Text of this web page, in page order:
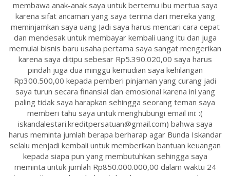
membawa anak-anak saya untuk bertemu ibu mertua saya
karena sifat ancaman yang saya terima dari mereka yang
meminjamkan saya uang Jadi saya harus mencari cara cepat
dan mendesak untuk membayar kembali uang itu dan juga
memulai bisnis baru usaha pertama saya sangat mengerikan
karena saya ditipu sebesar Rp5.390.020,00 saya harus
pindah juga dua minggu kemudian saya kehilangan
Rp300.500,00 kepada pemberi pinjaman yang curang jadi
saya turun secara finansial dan emosional karena ini yang
paling tidak saya harapkan sehingga seorang teman saya
memberi tahu saya untuk menghubungi email ini: :(
iskandalestari.kreditpersatuan@gmail.com) bahwa saya
harus meminta jumlah berapa berharap agar Bunda Iskandar
selalu menjadi kembali untuk memberikan bantuan keuangan
kepada siapa pun yang membutuhkan sehingga saya
meminta untuk jumlah Rp850.000.000,00 dalam waktu 24